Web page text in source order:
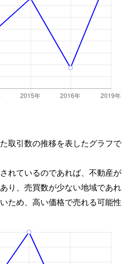
取引数の推移を表したグラフで
れているのであれば、不動産が
り、売買数が少ない地域であれ
ため、高い価格で売れる可能性